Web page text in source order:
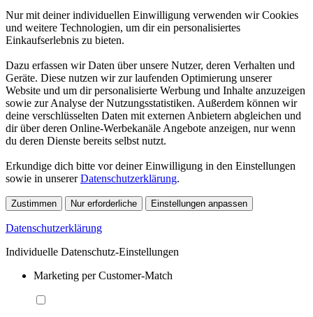
Nur mit deiner individuellen Einwilligung verwenden wir Cookies
und weitere Technologien, um dir ein personalisiertes
Einkaufserlebnis zu bieten.
Dazu erfassen wir Daten über unsere Nutzer, deren Verhalten und
Geräte. Diese nutzen wir zur laufenden Optimierung unserer
Website und um dir personalisierte Werbung und Inhalte anzuzeigen
sowie zur Analyse der Nutzungsstatistiken. Außerdem können wir
deine verschlüsselten Daten mit externen Anbietern abgleichen und
dir über deren Online-Werbekanäle Angebote anzeigen, nur wenn
du deren Dienste bereits selbst nutzt.
Erkundige dich bitte vor deiner Einwilligung in den Einstellungen
sowie in unsererDatenschutzerklärung.
Zustimmen Nur erforderliche Einstellungen anpassen
Datenschutzerklärung
Individuelle Datenschutz-Einstellungen
Marketing per Customer-Match